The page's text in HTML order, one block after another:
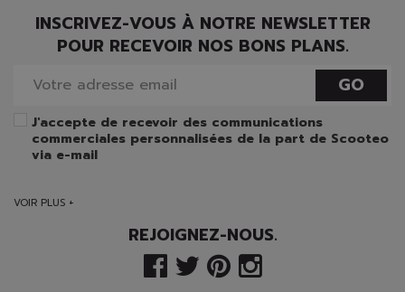
INSCRIVEZ-VOUS À NOTRE NEWSLETTER
POUR RECEVOIR NOS BONS PLANS.
GO
J'accepte de recevoir des communications
commerciales personnalisées de la part de Scooteo
via e-mail
VOIR PLUS +
REJOIGNEZ-NOUS.